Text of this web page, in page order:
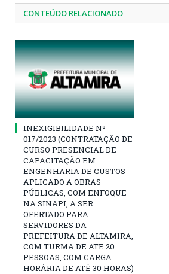
CONTEÚDO RELACIONADO
INEXIGIBILIDADE Nº
017/2023 (CONTRATAÇÃO DE
CURSO PRESENCIAL DE
CAPACITAÇÃO EM
ENGENHARIA DE CUSTOS
APLICADO A OBRAS
PÚBLICAS, COM ENFOQUE
NA SINAPI, A SER
OFERTADO PARA
SERVIDORES DA
PREFEITURA DE ALTAMIRA,
COM TURMA DE ATE 20
PESSOAS, COM CARGA
HORÁRIA DE ATÉ 30 HORAS)